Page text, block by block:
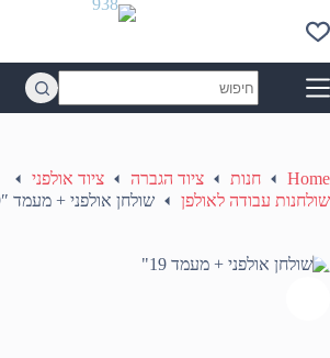
to
content
results
Home חנות ציוד הגברה
ציוד אולפני
שולחנות עבודה לאולפן
שולחן אולפני + מעמד 19″